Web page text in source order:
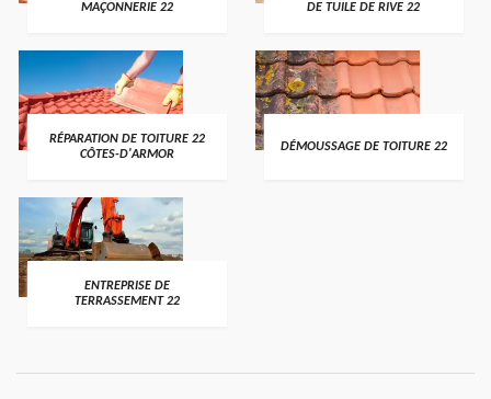
MAÇONNERIE 22
DE TUILE DE RIVE 22
RÉPARATION DE TOITURE 22
CÔTES-D'ARMOR
DÉMOUSSAGE DE TOITURE 22
ENTREPRISE DE
TERRASSEMENT 22